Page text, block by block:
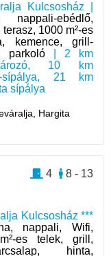
Kulcsosház |
nappali-ebédlő,
1000 m²-es
kemence, grill-
parkoló | 2 km
10 km
sípálya, 21 km
sípálya
Hargita
Kulcsosház ***
nappali, Wifi,
es telek, grill,
hinta,
8 - 13
4